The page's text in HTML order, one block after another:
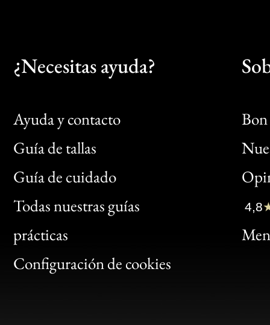
¿Necesitas ayuda?
Ayuda y contacto
Guía de tallas
Guía de cuidado
Todas nuestras guías
prácticas
Configuración de cookies
Bon
Clic
Bon
4,8